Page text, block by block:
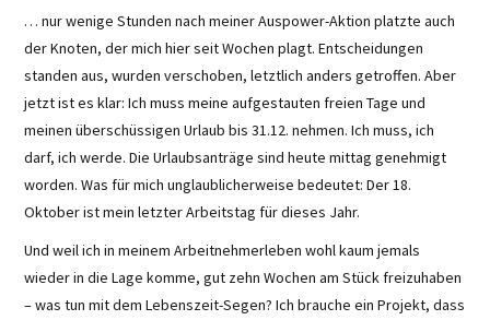
… nur wenige Stunden nach meiner Auspower-Aktion platzte auch
der Knoten, der mich hier seit Wochen plagt. Entscheidungen
standen aus, wurden verschoben, letztlich anders getroffen. Aber
jetzt ist es klar: Ich muss meine aufgestauten freien Tage und
meinen überschüssigen Urlaub bis 31.12. nehmen. Ich muss, ich
darf, ich werde. Die Urlaubsanträge sind heute mittag genehmigt
worden. Was für mich unglaublicherweise bedeutet: Der 18.
Oktober ist mein letzter Arbeitstag für dieses Jahr.
Und weil ich in meinem Arbeitnehmerleben wohl kaum jemals
wieder in die Lage komme, gut zehn Wochen am Stück freizuhaben
– was tun mit dem Lebenszeit-Segen? Ich brauche ein Projekt, dass